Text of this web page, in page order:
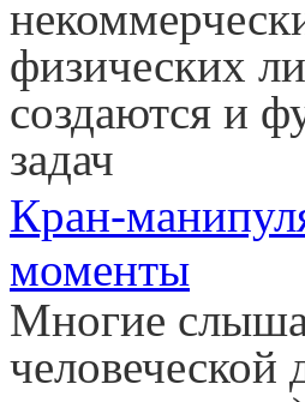
физических
создаются и
задач
Кран-
моменты
Многие
человеческой